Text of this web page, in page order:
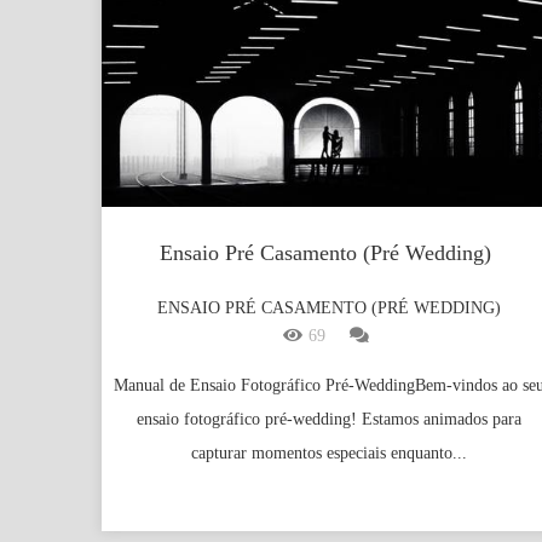
Ensaio Pré Casamento (Pré Wedding)
ENSAIO PRÉ CASAMENTO (PRÉ WEDDING)
69
Manual de Ensaio Fotográfico Pré-WeddingBem-vindos ao
ensaio fotográfico pré-wedding! Estamos animados para
capturar momentos especiais enquanto...